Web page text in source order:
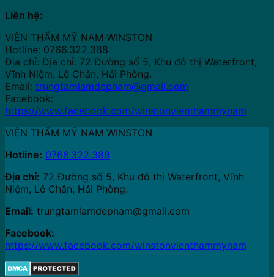
Liên hệ:
VIỆN THẨM MỸ NAM WINSTON
Hotline: 0766.322.388
Địa chỉ: Địa chỉ: 72 Đường số 5, Khu đô thị Waterfront,
Vĩnh Niệm, Lê Chân, Hải Phòng.
Email: trungtamlamdepnam@gmail.com
Facebook:
https://www.facebook.com/winstonvienthammynam
VIỆN THẨM MỸ NAM WINSTON
Hotline: 0766.322.388
Địa chỉ: 72 Đường số 5, Khu đô thị Waterfront, Vĩnh
Niệm, Lê Chân, Hải Phòng.
Email: trungtamlamdepnam@gmail.com
Facebook:
https://www.facebook.com/winstonvienthammynam